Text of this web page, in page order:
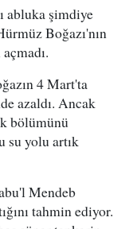
abluka şimdiye
Boğazı'nın
4 Mart'ta
azaldı. Ancak
bölümünü
su yolu artık
Mendeb
tahmin ediyor.